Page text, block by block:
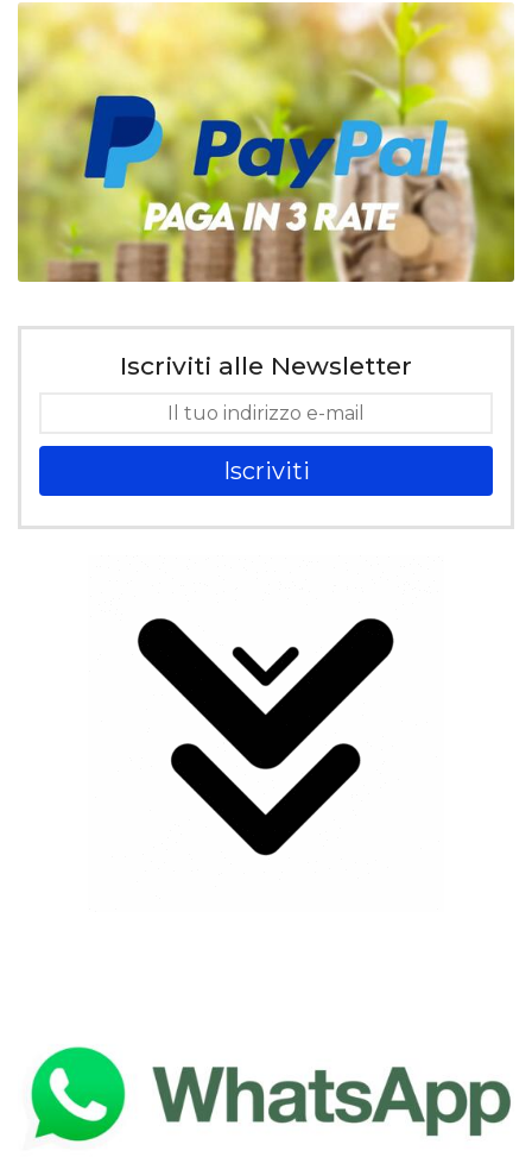
Iscriviti alle Newsletter
Iscriviti